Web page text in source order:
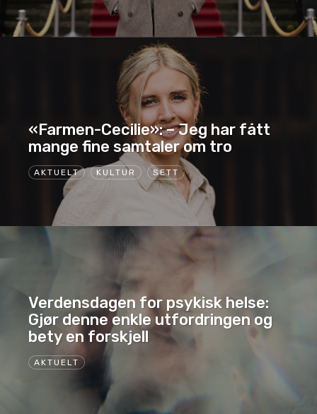
AKTUELT KULTUR SETT
«Farmen-Cecilie»: – Jeg har fått
mange fine samtaler om tro
AKTUELT
Verdensdagen for psykisk helse:
Gjør denne enkle utfordringen og
bety en forskjell